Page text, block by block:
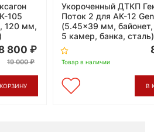
105
120 мм,
800
19 000
Укороченный ДТКП
Поток 2 для АК-12
(5.45x39 мм,
5 камер, банка, сталь)
Товар в наличии
В